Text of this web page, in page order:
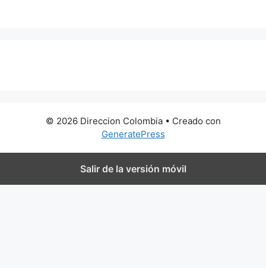
© 2026 Direccion Colombia• Creado con
GeneratePress
Salir de la versión móvil